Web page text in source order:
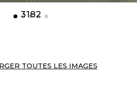
3182
TOUTES LES IMAGES